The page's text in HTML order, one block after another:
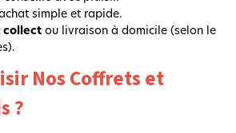
simple et rapide.
collect ou livraison à domicile (selon le
Nos Coffrets et
?